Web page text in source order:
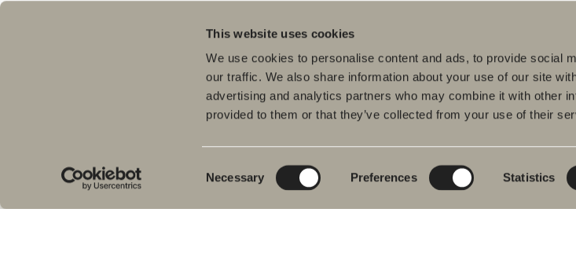
This website uses cookies
We use cookies to personalise content and ads, to provide social
our traffic. We also share information about your use of our site
advertising and analytics partners who may combine it with other
provided to them or that they’ve collected from your use of their
Selection
Necessary Preferences Statistics
Meiltä löydät kaiken kerralla
kylpyhuoneeseen.
Kylpyhuonekalusteista, pesualtaista ja
hanoista suihkutilakalusteisiin,
kylpyammeisiin, pyyhekuivaimiin ja wc-
Tuotteet
Kylpyhuonekalusteet
Suihkutilakalusteet
Suihku- ja
Tuotesarjat
Poem Soft
Uutuuksia
kylpyhuoneeseen
Kalustesarjat
Graniittikeramiikka